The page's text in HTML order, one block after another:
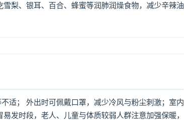
梨、银耳、百合、蜂蜜等润肺润燥食物，减少辛辣油
适； 外出时可佩戴口罩，减少冷风与粉尘刺激；室内
发时段，老人、儿童与体质较弱人群注意加强保暖，